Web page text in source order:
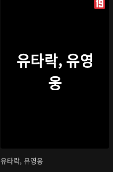
유타락, 유영
웅
유타락, 유영웅